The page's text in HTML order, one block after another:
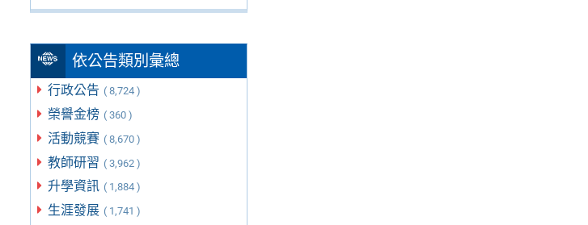
依公告類別彙總
行政公告 ( 8,724 )
榮譽金榜 ( 360 )
活動競賽 ( 8,670 )
教師研習 ( 3,962 )
升學資訊 ( 1,884 )
生涯發展 ( 1,741 )